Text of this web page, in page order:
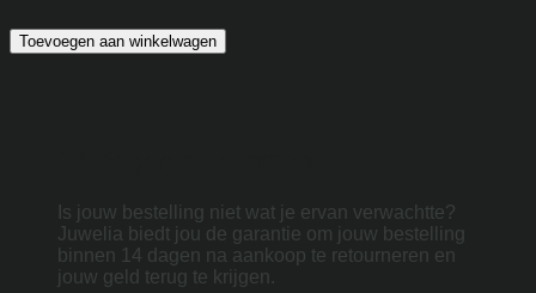
Toevoegen aan winkelwagen
Is jouw bestelling niet wat je ervan verwachtte?
Juwelia biedt jou de garantie om jouw bestelling
binnen 14 dagen na aankoop te retourneren en
jouw geld terug te krijgen.